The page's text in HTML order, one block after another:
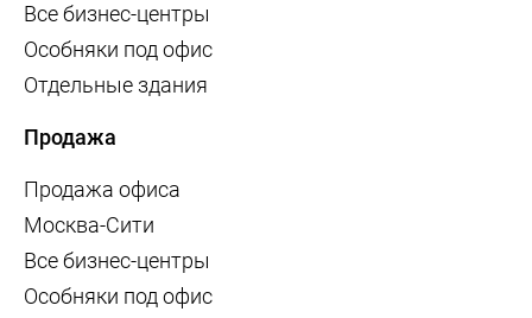
Все бизнес-центры
Особняки под офис
Отдельные здания
Продажа
Продажа офиса
Москва-Сити
Все бизнес-центры
Особняки под офис